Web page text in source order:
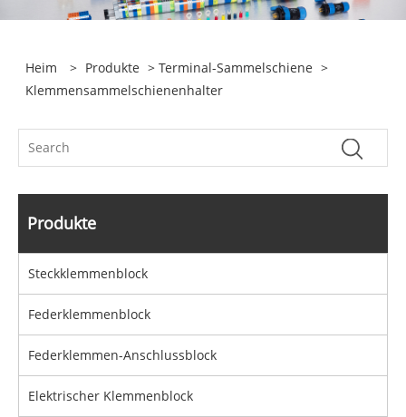
Heim > Produkte >Terminal-Sammelschiene >
Klemmensammelschienenhalter
Produkte
Steckklemmenblock
Federklemmenblock
Federklemmen-Anschlussblock
Elektrischer Klemmenblock